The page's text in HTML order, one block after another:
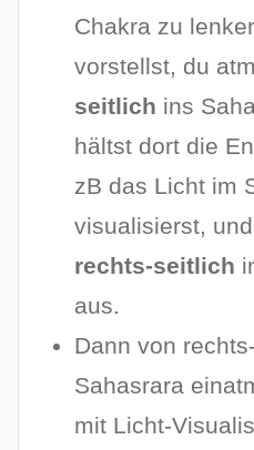
Chakra zu
vorstellst, du
seitlich ins
hältst dort die
zB das Licht im
visualisierst,
rechts-seitlich
aus.
Dann von
Sahasrara
mit Licht-